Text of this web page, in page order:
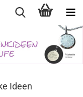
Ideen